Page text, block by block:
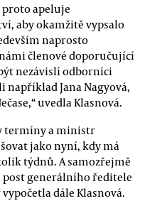
proto apeluje
aby okamžitě vypsalo
naprosto
členové doporučující
nezávislí odborníci
například Jana Nagyová,
uvedla Klasnová.
termíny a ministr
jako nyní, kdy má
týdnů. A samozřejmě
post generálního ředitele
vypočetla dále Klasnová.